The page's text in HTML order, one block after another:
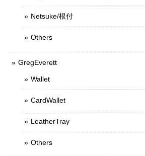
Netsuke/根付
Others
GregEverett
Wallet
CardWallet
LeatherTray
Others